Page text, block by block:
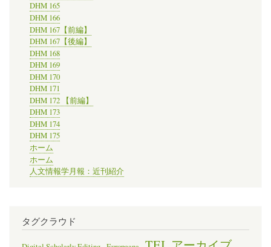
DHM 165
DHM 166
DHM 167【前編】
DHM 167【後編】
DHM 168
DHM 169
DHM 170
DHM 171
DHM 172 【前編】
DHM 173
DHM 174
DHM 175
ホーム
ホーム
人文情報学月報：近刊紹介
タグクラウド